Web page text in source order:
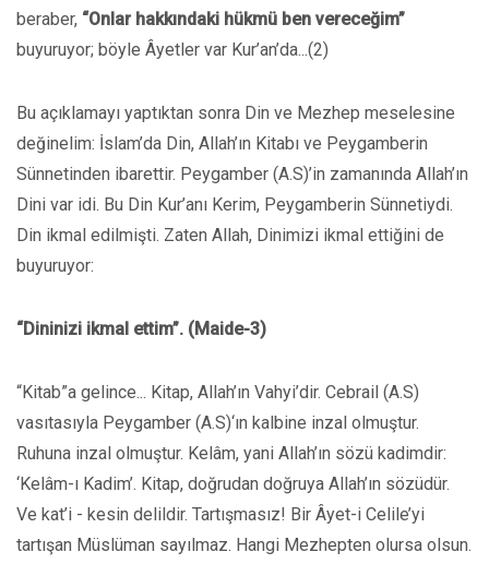
beraber, “Onlar hakkındaki hükmü ben vereceğim”
buyuruyor; böyle Âyetler var Kur’an’da...(2)
Bu açıklamayı yaptıktan sonra Din ve Mezhep meselesine
değinelim: İslam’da Din, Allah’ın Kitabı ve Peygamberin
Sünnetinden ibarettir. Peygamber (A.S)’in zamanında Allah’ın
Dini var idi. Bu Din Kur’anı Kerim, Peygamberin Sünnetiydi.
Din ikmal edilmişti. Zaten Allah, Dinimizi ikmal ettiğini de
buyuruyor:
“Dininizi ikmal ettim”. (Maide-3)
“Kitab”a gelince... Kitap, Allah’ın Vahyi’dir. Cebrail (A.S)
vasıtasıyla Peygamber (A.S)‘ın kalbine inzal olmuştur.
Ruhuna inzal olmuştur. Kelâm, yani Allah’ın sözü kadimdir:
‘Kelâm-ı Kadim’. Kitap, doğrudan doğruya Allah’ın sözüdür.
Ve kat’i - kesin delildir. Tartışmasız! Bir Âyet-i Celile’yi
tartışan Müslüman sayılmaz. Hangi Mezhepten olursa olsun.